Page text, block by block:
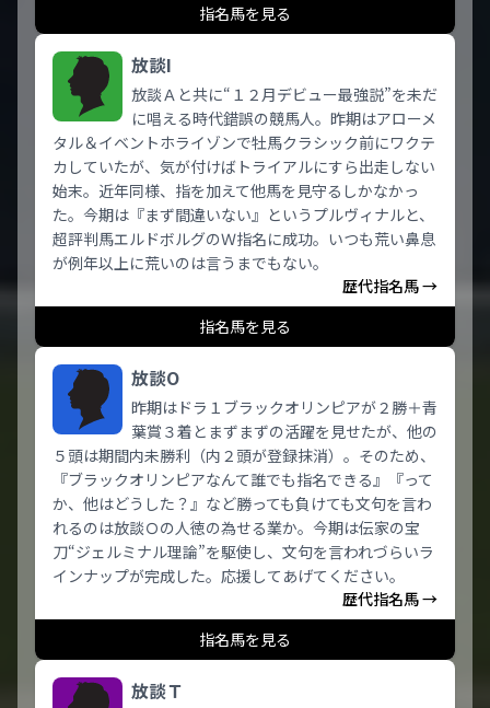
指名馬を見る
放談I
放談Ａと共に“１２月デビュー最強説”を未だ
に唱える時代錯誤の競馬人。昨期はアローメ
タル＆イベントホライゾンで牡馬クラシック前にワクテ
カしていたが、気が付けばトライアルにすら出走しない
始末。近年同様、指を加えて他馬を見守るしかなかっ
た。今期は『まず間違いない』というプルヴィナルと、
超評判馬エルドボルグのＷ指名に成功。いつも荒い鼻息
が例年以上に荒いのは言うまでもない。
歴代指名馬 →
指名馬を見る
放談O
昨期はドラ１ブラックオリンピアが２勝＋青
葉賞３着とまずまずの活躍を見せたが、他の
５頭は期間内未勝利（内２頭が登録抹消）。そのため、
『ブラックオリンピアなんて誰でも指名できる』『って
か、他はどうした？』など勝っても負けても文句を言わ
れるのは放談Ｏの人徳の為せる業か。今期は伝家の宝
刀“ジェルミナル理論”を駆使し、文句を言われづらいラ
インナップが完成した。応援してあげてください。
歴代指名馬 →
指名馬を見る
放談Ｔ